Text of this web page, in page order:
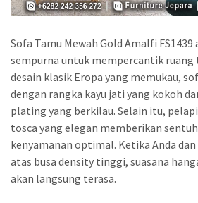
Sofa Tamu Mewah Gold Amalfi
sempurna untuk mempercantik ruang
desain klasik Eropa yang memukau,
dengan rangka kayu jati yang kokoh
plating yang berkilau. Selain itu,
tosca yang elegan memberikan
kenyamanan optimal. Ketika Anda
atas busa density tinggi, suasana
akan langsung terasa.